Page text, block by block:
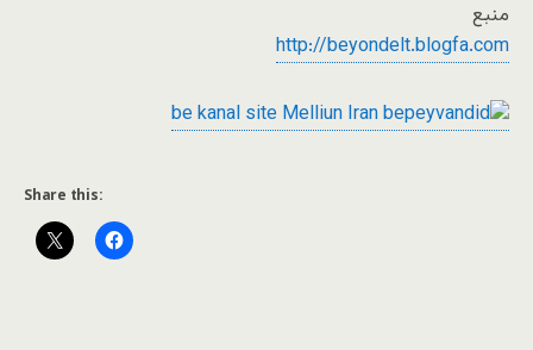
منبع
http://beyondelt.blogfa.com
Share this: